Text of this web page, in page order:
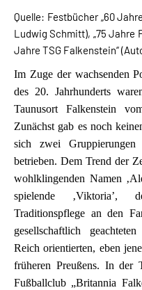
Quelle: Festbücher „60
Ludwig Schmitt), „75 Jahre
Jahre TSG Falkenstein“
Im Zuge der wachsenden
des 20. Jahrhunderts
Taunusort Falkenstein
Zunächst gab es noch
sich zwei
betrieben. Dem Trend der
wohlklingenden Namen
spielende ‚Viktoria’,
Traditionspflege an den
gesellschaftlich
Reich orientierten, eben
früheren Preußens. In der
Fußballclub „Britannia